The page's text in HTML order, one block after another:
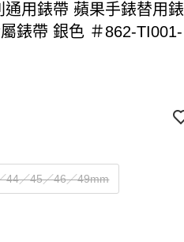
用錶帶 蘋果手錶替用錶
錶帶 銀色 ＃862-TI001-
44／45／46／49mm